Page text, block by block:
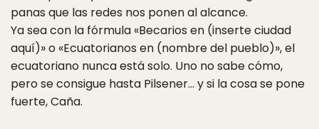
panas que las redes nos ponen al alcance.
Ya sea con la fórmula «Becarios en (inserte ciudad
aquí)» o «Ecuatorianos en (nombre del pueblo)», el
ecuatoriano nunca está solo. Uno no sabe cómo,
pero se consigue hasta Pilsener… y si la cosa se pone
fuerte, Caña.